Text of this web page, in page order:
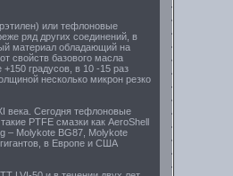
или тефлоновые
ряд других соединений, в
материал обладающий на
свойств базового масла
градусов, в 10 -15 раз
несколько микрон резко
века. Сегодня тефлоновые
PTFE смазки как AeroShell
– Molykote BG87, Molykote
в Европе и США